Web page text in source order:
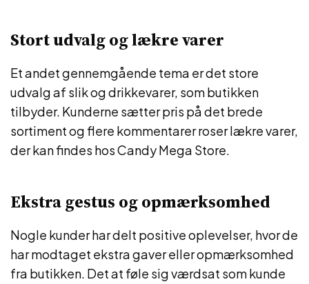
Stort udvalg og lækre varer
Et andet gennemgående tema er det store
udvalg af slik og drikkevarer, som butikken
tilbyder. Kunderne sætter pris på det brede
sortiment og flere kommentarer roser lækre varer,
der kan findes hos Candy Mega Store.
Ekstra gestus og opmærksomhed
Nogle kunder har delt positive oplevelser, hvor de
har modtaget ekstra gaver eller opmærksomhed
fra butikken. Det at føle sig værdsat som kunde